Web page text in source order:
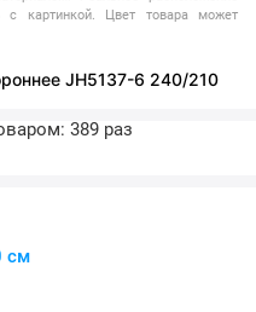
картинкой. Цвет товара может
JH5137-6 240/210
389 раз
см